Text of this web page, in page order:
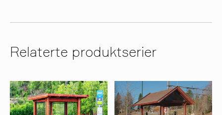
Relaterte produktserier